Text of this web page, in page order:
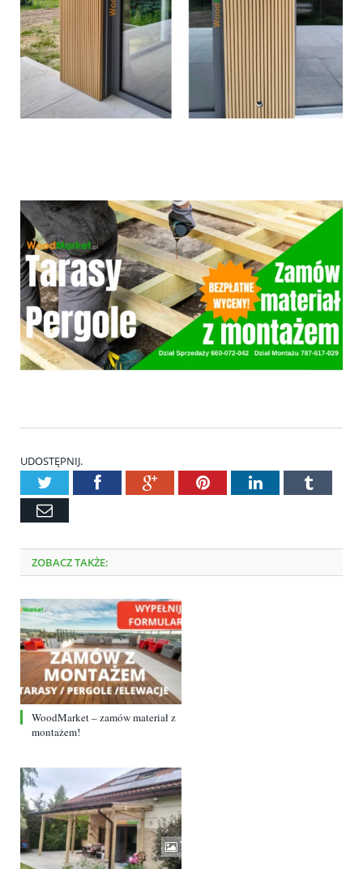
UDOSTĘPNIJ.
TwitterFacebookGoogle+PinterestLinkedInTumblr
Email
ZOBACZ TAKŻE:
WoodMarket – zamów materiał z
montażem!